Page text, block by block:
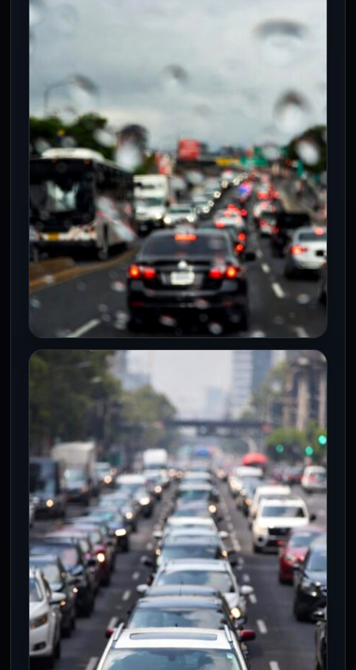
suspensiones en diez alcaldías
La estrategia "La Noche es de Todos"
sumó 11 operativos de verificación
durante julio en diez alcaldías de…
Seis bloqueos y marchas complican
la movilidad en la CDMX
Seis manifestaciones simultáneas, una
marcha en la UNAM y lluvias intensas
reducen la velocidad del tránsito en la…